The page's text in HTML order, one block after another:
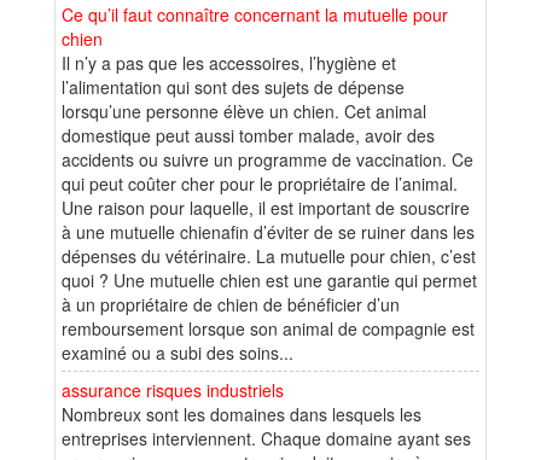
Ce qu’il faut connaître concernant la mutuelle pour
chien
Il n’y a pas que les accessoires, l’hygiène et
l’alimentation qui sont des sujets de dépense
lorsqu’une personne élève un chien. Cet animal
domestique peut aussi tomber malade, avoir des
accidents ou suivre un programme de vaccination. Ce
qui peut coûter cher pour le propriétaire de l’animal.
Une raison pour laquelle, il est important de souscrire
à une mutuelle chienafin d’éviter de se ruiner dans les
dépenses du vétérinaire. La mutuelle pour chien, c’est
quoi ? Une mutuelle chien est une garantie qui permet
à un propriétaire de chien de bénéficier d’un
remboursement lorsque son animal de compagnie est
examiné ou a subi des soins...
assurance risques industriels
Nombreux sont les domaines dans lesquels les
entreprises interviennent. Chaque domaine ayant ses